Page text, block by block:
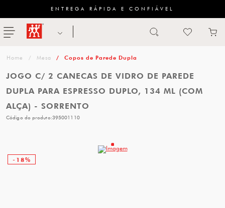
ENTREGA RÁPIDA E CONFIÁVEL
menu ZWILLING
categoria
Mesa Copos de Parede Dupla
JOGO C/ 2 CANECAS DE VIDRO DE PAREDE
DUPLA PARA ESPRESSO DUPLO, 134 ML (COM
ALÇA) - SORRENTO
Código do produto:395001110
-18%